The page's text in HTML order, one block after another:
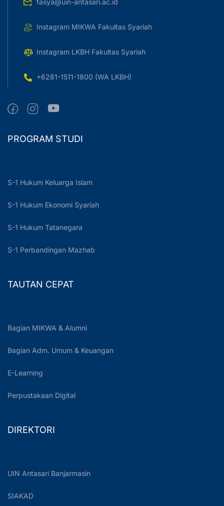
fasya@uin-antasari.ac.id
Instagram MIKWA Fakultas Syariah
Instagram LKBH Fakultas Syariah
+6281-1511-1800 (WA LKBH)
PROGRAM STUDI
S-1 Hukum Keluarga Islam
S-1 Hukum Ekonomi Syariah
S-1 Hukum Tatanegara
S-1 Perbandingan Mazhab
TAUTAN CEPAT
Bagian MIKWA & Alumni
Bagian Adm. Umum & Keuangan
E-Learning
Perpustakaan Digital
DIREKTORI
UIN Antasari Banjarmasin
SIAKAD